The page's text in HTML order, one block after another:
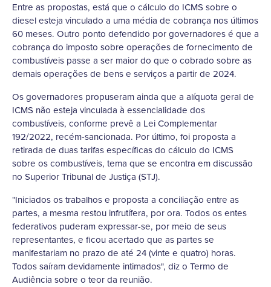
Entre as propostas, está que o cálculo do ICMS sobre o
diesel esteja vinculado a uma média de cobrança nos últimos
60 meses. Outro ponto defendido por governadores é que a
cobrança do imposto sobre operações de fornecimento de
combustíveis passe a ser maior do que o cobrado sobre as
demais operações de bens e serviços a partir de 2024.
Os governadores propuseram ainda que a alíquota geral de
ICMS não esteja vinculada à essencialidade dos
combustíveis, conforme prevê a Lei Complementar
192/2022, recém-sancionada. Por último, foi proposta a
retirada de duas tarifas específicas do cálculo do ICMS
sobre os combustíveis, tema que se encontra em discussão
no Superior Tribunal de Justiça (STJ).
"Iniciados os trabalhos e proposta a conciliação entre as
partes, a mesma restou infrutífera, por ora. Todos os entes
federativos puderam expressar-se, por meio de seus
representantes, e ficou acertado que as partes se
manifestariam no prazo de até 24 (vinte e quatro) horas.
Todos saíram devidamente intimados", diz o Termo de
Audiência sobre o teor da reunião.